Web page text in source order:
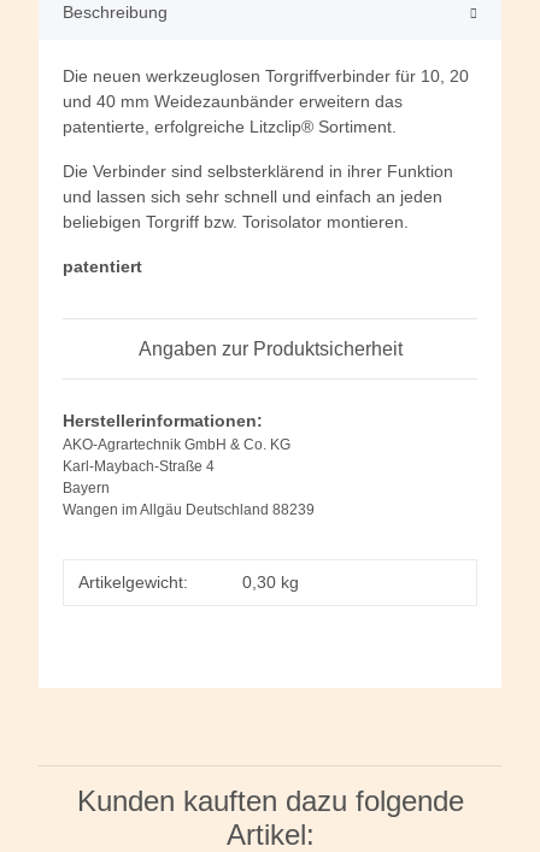
Beschreibung
Die neuen werkzeuglosen Torgriffverbinder für 10, 20
und 40 mm Weidezaunbänder erweitern das
patentierte, erfolgreiche Litzclip® Sortiment.
Die Verbinder sind selbsterklärend in ihrer Funktion
und lassen sich sehr schnell und einfach an jeden
beliebigen Torgriff bzw. Torisolator montieren.
patentiert
Angaben zur Produktsicherheit
Herstellerinformationen:
AKO-Agrartechnik GmbH & Co. KG
Karl-Maybach-Straße 4
Bayern
Wangen im Allgäu Deutschland 88239
Artikelgewicht: 0,30 kg
Kunden kauften dazu folgende
Artikel: